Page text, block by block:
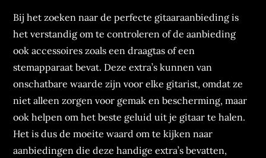
Bij het zoeken naar de perfecte gitaaraanbieding is
het verstandig om te controleren of de aanbieding
ook accessoires zoals een draagtas of een
stemapparaat bevat. Deze extra’s kunnen van
onschatbare waarde zijn voor elke gitarist, omdat ze
niet alleen zorgen voor gemak en bescherming, maar
ook helpen om het beste geluid uit je gitaar te halen.
Het is dus de moeite waard om te kijken naar
aanbiedingen die deze handige extra’s bevatten,